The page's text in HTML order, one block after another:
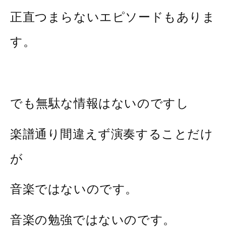
正直つまらないエピソードもありま
す。
でも無駄な情報はないのですし
楽譜通り間違えず演奏することだけ
が
音楽ではないのです。
音楽の勉強ではないのです。